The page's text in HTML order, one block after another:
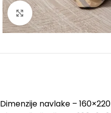
Kliknite za uvećanje
Dimenzije navlake – 160×220